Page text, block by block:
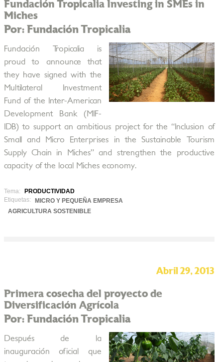
Fundación Tropicalia Investing in SMEs in
Miches
Por: Fundación Tropicalia
Fundación Tropicalia is
proud to announce that
they have signed with the
Multilateral Investment
Fund of the Inter-American
Development Bank (MIF-
IDB) to support an ambitious project for the “Inclusion of
Small and Micro Enterprises in the Sustainable Tourism
Supply Chain in Miches” and strengthen the productive
capacity of the local Miches economy.
Tema:
PRODUCTIVIDAD
Etiquetas:
MICRO Y PEQUEÑA EMPRESA
AGRICULTURA SOSTENIBLE
Abril 29, 2013
Primera cosecha del proyecto de
Diversificación Agrícola
Por: Fundación Tropicalia
Después de la
inauguración oficial que